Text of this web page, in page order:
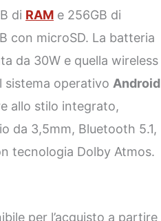
di RAM e 256GB di
con microSD. La batteria
da 30W e quella wireless
sistema operativo Android
allo stilo integrato,
da 3,5mm, Bluetooth 5.1,
tecnologia Dolby Atmos.
per l’acquisto a partire